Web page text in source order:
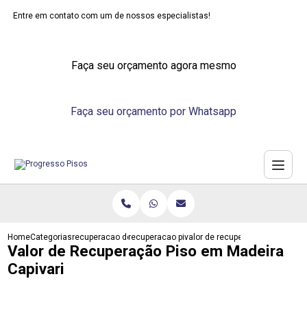
Entre em contato com um de nossos especialistas!
Faça seu orçamento agora mesmo
Faça seu orçamento por Whatsapp
HomeCategoriasrecuperacao de pisosrecuperacao piso laminadovalor de recuperacao piso em
Valor de Recuperação Piso em Madeira
Capivari